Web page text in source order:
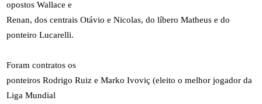
opostos Wallace e
Renan, dos centrais Otávio e Nicolas, do líbero Matheus e do
ponteiro Lucarelli.
Foram contratos os
ponteiros Rodrigo Ruiz e Marko Ivoviç (eleito o melhor jogador da
Liga Mundial